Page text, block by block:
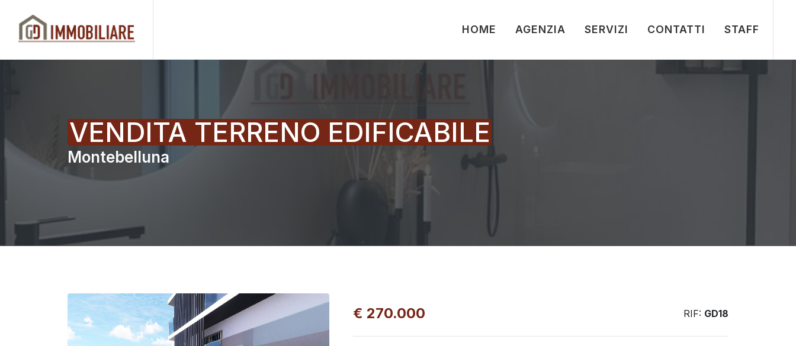
HOME AGENZIA SERVIZI CONTATTI STAFF
VENDITA TERRENO EDIFICABILE
Montebelluna
€ 270.000 RIF: GD18